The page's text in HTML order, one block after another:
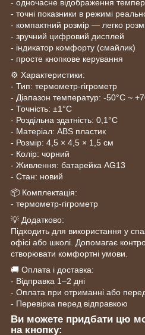
- одночасне відображення
- точні показники в режимі
- компактний розмір — легко
- зручний цифровий дисплей
- індикатор комфорту (смайлик)
- просте кнопкове керування
⚙️ Характеристики:
- Тип: термометр-гігрометр
- Діапазон температур: -50°C ~
- Точність: ±1°C
- Роздільна здатність: 0,1°C
- Матеріал: ABS пластик
- Розмір: 4,5 × 4,5 × 1,5 см
- Колір: чорний
- Живлення: батарейка AG13
- Стан: новий
📦 Комплектація:
- термометр-гігрометр
💡 Додатково:
Підходить для використання у
офісі або школі. Допомагає
створювати комфортні умови.
🚚 Оплата і доставка:
- Відправка 1–2 дні
- Оплата при отриманні або
- Перевірка перед відправкою
Ви можете придбати цю
на кнопку: